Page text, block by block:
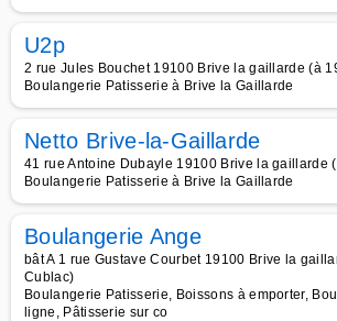
U2p
2 rue Jules Bouchet 19100 Brive la gaillarde (à
Boulangerie Patisserie à Brive la Gaillarde
Netto Brive-la-Gaillarde
41 rue Antoine Dubayle 19100 Brive la gaillarde
Boulangerie Patisserie à Brive la Gaillarde
Boulangerie Ange
bât A 1 rue Gustave Courbet 19100 Brive la
Cublac)
Boulangerie Patisserie, Boissons à emporter,
ligne, Pâtisserie sur co